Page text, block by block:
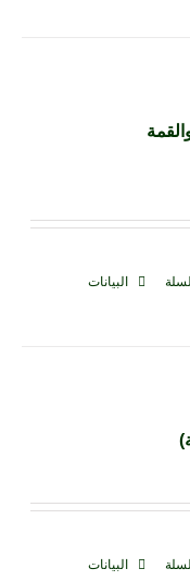
البيانات
البيانات